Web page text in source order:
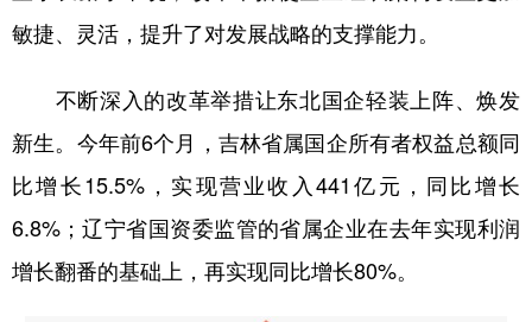
敏捷、灵活，提升了对发展战略的支撑能力。
不断深入的改革举措让东北国企轻装上阵、焕发
新生。今年前6个月，吉林省属国企所有者权益总额同
比增长15.5%，实现营业收入441亿元，同比增长
6.8%；辽宁省国资委监管的省属企业在去年实现利润
增长翻番的基础上，再实现同比增长80%。